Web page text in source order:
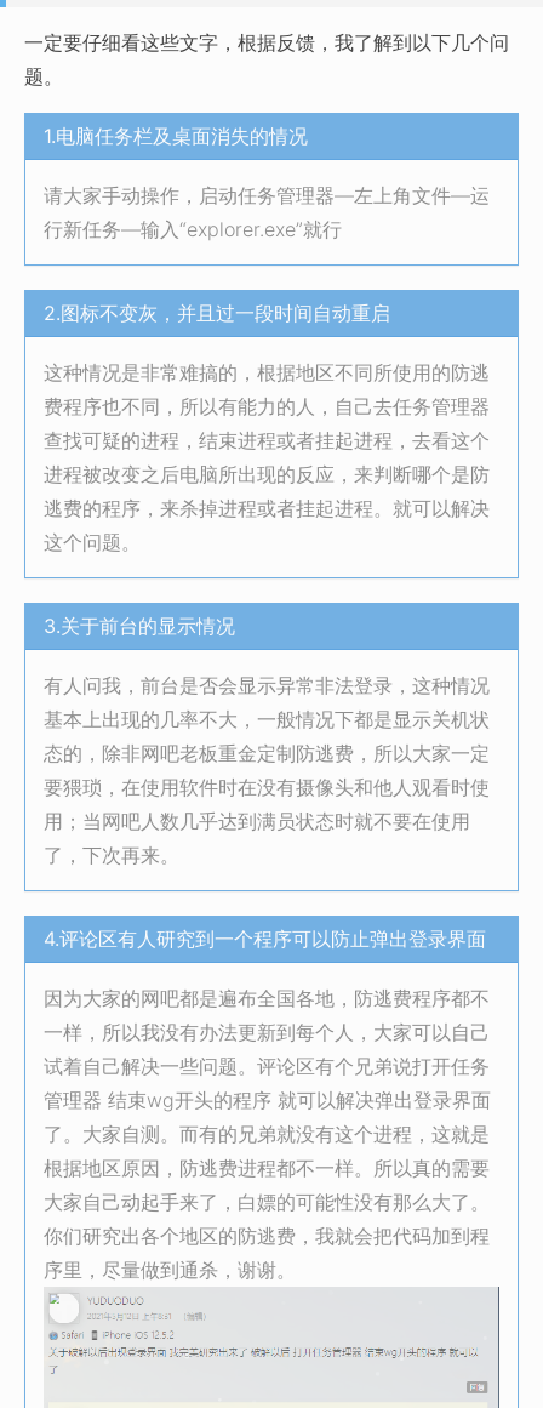
一定要仔细看这些文字，根据反馈，我了解到以下几个问
题。
1.电脑任务栏及桌面消失的情况
请大家手动操作，启动任务管理器—左上角文件—运
行新任务—输入“explorer.exe”就行
2.图标不变灰，并且过一段时间自动重启
这种情况是非常难搞的，根据地区不同所使用的防逃
费程序也不同，所以有能力的人，自己去任务管理器
查找可疑的进程，结束进程或者挂起进程，去看这个
进程被改变之后电脑所出现的反应，来判断哪个是防
逃费的程序，来杀掉进程或者挂起进程。就可以解决
这个问题。
3.关于前台的显示情况
有人问我，前台是否会显示异常非法登录，这种情况
基本上出现的几率不大，一般情况下都是显示关机状
态的，除非网吧老板重金定制防逃费，所以大家一定
要猥琐，在使用软件时在没有摄像头和他人观看时使
用；当网吧人数几乎达到满员状态时就不要在使用
了，下次再来。
4.评论区有人研究到一个程序可以防止弹出登录界面
因为大家的网吧都是遍布全国各地，防逃费程序都不
一样，所以我没有办法更新到每个人，大家可以自己
试着自己解决一些问题。评论区有个兄弟说打开任务
管理器 结束wg开头的程序 就可以解决弹出登录界面
了。大家自测。而有的兄弟就没有这个进程，这就是
根据地区原因，防逃费进程都不一样。所以真的需要
大家自己动起手来了，白嫖的可能性没有那么大了。
你们研究出各个地区的防逃费，我就会把代码加到程
序里，尽量做到通杀，谢谢。